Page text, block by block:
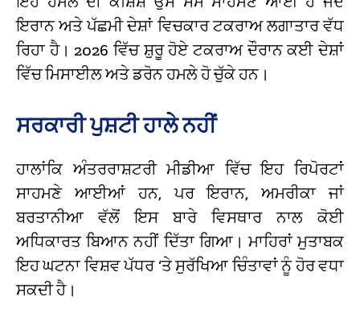
ਇਰਾਨ ਅਤੇ ਪੱਛਮੀ ਦੇਸ਼ਾਂ ਵਿਚਕਾਰ ਟਕਰਾਅ ਲਗਾਤਾਰ ਵੱਧ
ਰਿਹਾ ਹੈ। 2026 ਵਿੱਚ ਸ਼ੁਰੂ ਹੋਏ ਟਕਰਾਅ ਦੌਰਾਨ ਕਈ ਦੇਸ਼ਾਂ
ਵਿੱਚ ਮਿਸਾਈਲ ਅਤੇ ਡਰੋਨ ਹਮਲੇ ਹੋ ਚੁੱਕੇ ਹਨ।
ਸਰਕਾਰੀ ਪੁਸ਼ਟੀ ਹਾਲੇ ਨਹੀਂ
ਹਾਲਾਂਕਿ ਅੰਤਰਰਾਸ਼ਟਰੀ ਮੀਡੀਆ ਵਿੱਚ ਇਹ ਰਿਪੋਰਟਾਂ
ਸਾਹਮਣੇ ਆਈਆਂ ਹਨ, ਪਰ ਇਰਾਨ, ਅਮਰੀਕਾ ਜਾਂ
ਬਰਤਾਨੀਆ ਵੱਲੋਂ ਇਸ ਬਾਰੇ ਵਿਸਥਾਰ ਨਾਲ ਕੋਈ
ਅਧਿਕਾਰਤ ਬਿਆਨ ਨਹੀਂ ਦਿੱਤਾ ਗਿਆ। ਮਾਹਿਰਾਂ ਮੁਤਾਬਕ
ਇਹ ਘਟਨਾ ਵਿਸ਼ਵ ਪੱਧਰ ‘ਤੇ ਸੁਰੱਖਿਆ ਚਿੰਤਾਵਾਂ ਨੂੰ ਹੋਰ ਵਧਾ
ਸਕਦੀ ਹੈ।